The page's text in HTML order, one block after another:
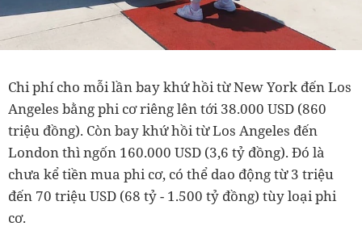
Chi phí cho mỗi lần bay khứ hồi từ New York đến Los
Angeles bằng phi cơ riêng lên tới 38.000 USD (860
triệu đồng). Còn bay khứ hồi từ Los Angeles đến
London thì ngốn 160.000 USD (3,6 tỷ đồng). Đó là
chưa kể tiền mua phi cơ, có thể dao động từ 3 triệu
đến 70 triệu USD (68 tỷ - 1.500 tỷ đồng) tùy loại phi
cơ.